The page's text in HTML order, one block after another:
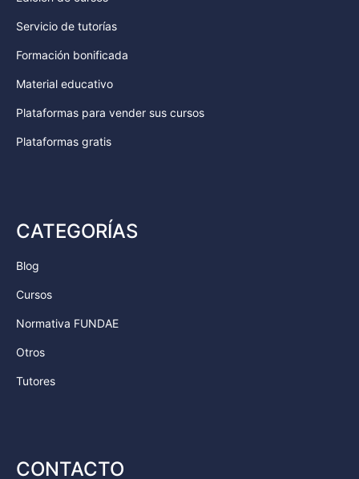
Servicio de tutorías
Formación bonificada
Material educativo
Plataformas para vender sus cursos
Plataformas gratis
CATEGORÍAS
Blog
Cursos
Normativa FUNDAE
Otros
Tutores
CONTACTO